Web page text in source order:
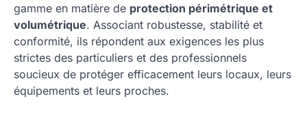
gamme en matière de protection périmétrique et
volumétrique. Associant robustesse, stabilité et
conformité, ils répondent aux exigences les plus
strictes des particuliers et des professionnels
soucieux de protéger efficacement leurs locaux, leurs
équipements et leurs proches.